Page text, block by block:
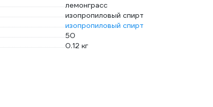
лемонграсс
изопропиловый спирт
изопропиловый спирт
50
0.12 кг